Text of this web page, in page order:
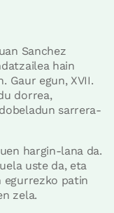
Sanchez
hain
Gaur egun, XVII.
dorrea,
sarrera-
hargin-lana da.
uste da, eta
egurrezko patin
zela.